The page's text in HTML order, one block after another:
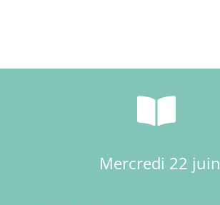
Mercredi 22 juin